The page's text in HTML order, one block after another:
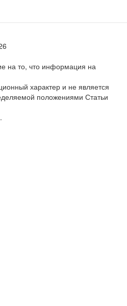
на то, что информация на
характер и не является
положениями Статьи